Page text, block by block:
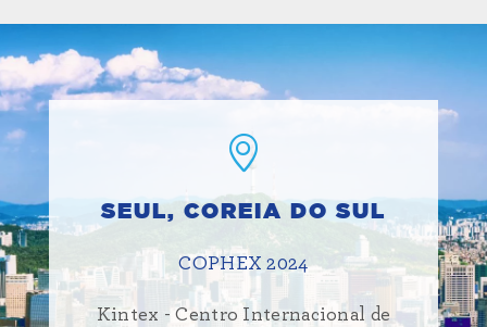
SEUL, COREIA DO SUL
COPHEX 2024
Kintex - Centro Internacional de